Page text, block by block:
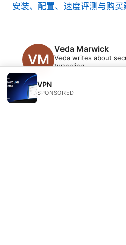
安装、配置、速度评测与购买
Veda Marwick
Veda writes about
tunneling.
VPN
SPONSORED